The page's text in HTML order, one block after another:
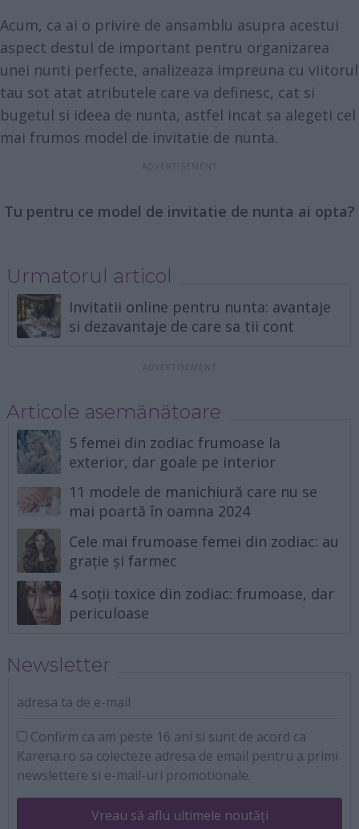
Acum, ca ai o privire de ansamblu asupra acestui
aspect destul de important pentru organizarea
unei nunti perfecte, analizeaza impreuna cu viitorul
tau sot atat atributele care va definesc, cat si
bugetul si ideea de nunta, astfel incat sa alegeti cel
mai frumos model de invitatie de nunta.
Tu pentru ce model de invitatie de nunta ai opta?
Urmatorul articol
Invitatii online pentru nunta: avantaje
si dezavantaje de care sa tii cont
Articole asemănătoare
5 femei din zodiac frumoase la
exterior, dar goale pe interior
11 modele de manichiură care nu se
mai poartă în oamna 2024
Cele mai frumoase femei din zodiac: au
grație și farmec
4 soții toxice din zodiac: frumoase, dar
periculoase
Newsletter
adresa ta de e-mail
Confirm ca am peste 16 ani si sunt de acord ca
Karena.ro sa colecteze adresa de email pentru a primi
newslettere si e-mail-uri promotionale.
Vreau să aflu ultimele noutăți